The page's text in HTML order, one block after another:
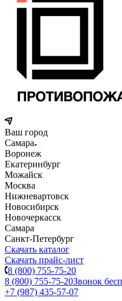
Ваш город
Самара
Воронеж
Екатеринбург
Можайск
Москва
Нижневартовск
Новосибирск
Новочеркасск
Самара
Санкт-Петербург
Скачать каталог
Скачать прайс-лист
8 (800) 755-75-20
8 (800) 755-75-20Звонок
+7 (987) 435-57-07